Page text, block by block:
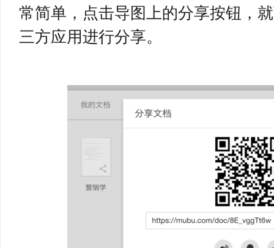
常简单，点击导图上的分享按钮，
三方应用进行分享。